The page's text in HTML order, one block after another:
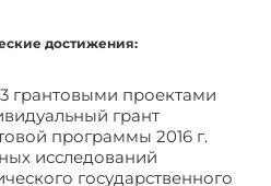
достижения:
грантовыми проектами
грант
программы 2016 г.
исследований
государственного